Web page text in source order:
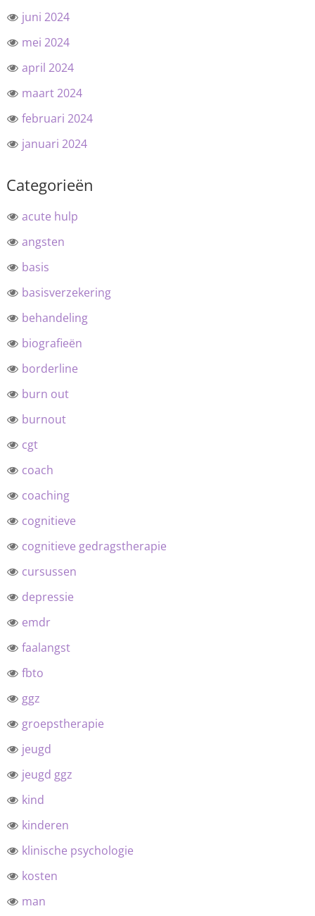
juni 2024
mei 2024
april 2024
maart 2024
februari 2024
januari 2024
Categorieën
acute hulp
angsten
basis
basisverzekering
behandeling
biografieën
borderline
burn out
burnout
cgt
coach
coaching
cognitieve
cognitieve gedragstherapie
cursussen
depressie
emdr
faalangst
fbto
ggz
groepstherapie
jeugd
jeugd ggz
kind
kinderen
klinische psychologie
kosten
man